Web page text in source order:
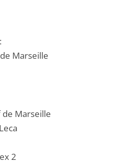
Marseille
Marseille
2